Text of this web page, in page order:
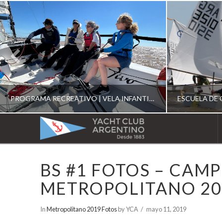
PROGRAMA RECREATIVO | VELA INFANTIL, JUVENIL Y DE CRUCERO 2026
ESCUELA RECREATIVA 2026
YACHT
CLUB
ARGENTINO
BS #1 FOTOS –
METROPOLITANO
InMetropolitano 2019 Fotosby YCA mayo 11, 2019